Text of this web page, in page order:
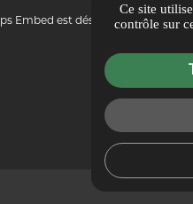
Embed est désactivé. Autoriser
Ce site
contrôle sur